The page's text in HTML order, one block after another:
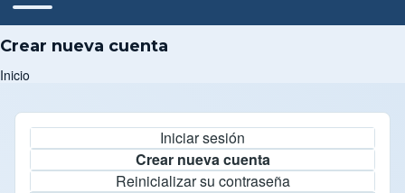
Crear nueva cuenta
Inicio
Solapas principales
Iniciar sesión
Crear nueva cuenta
Reinicializar su contraseña